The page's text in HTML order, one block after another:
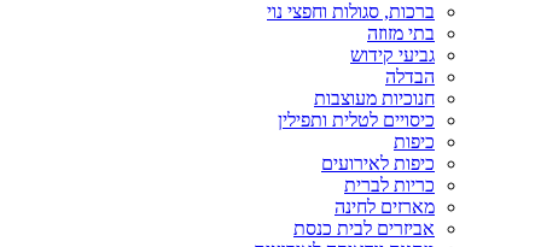
ברכות, סגולות וחפצי נוי
בתי מזוזה
גביעי קידוש
הבדלה
חנוכיות מעוצבות
כיסויים לטלית ותפילין
כיפות
כיפות לאירועים
כריות לברית
מארזים לחינה
אביזרים לבית כנסת